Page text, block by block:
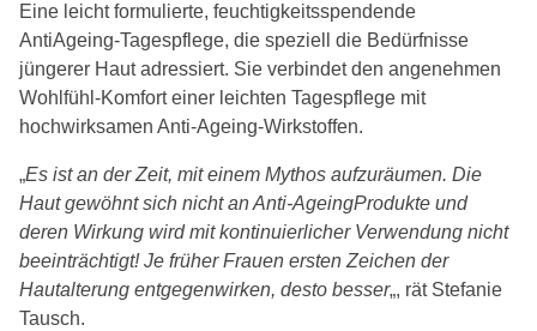
Eine leicht formulierte, feuchtigkeitsspendende
AntiAgeing-Tagespflege, die speziell die Bedürfnisse
jüngerer Haut adressiert. Sie verbindet den angenehmen
Wohlfühl-Komfort einer leichten Tagespflege mit
hochwirksamen Anti-Ageing-Wirkstoffen.
„Es ist an der Zeit, mit einem Mythos aufzuräumen. Die
Haut gewöhnt sich nicht an Anti-AgeingProdukte und
deren Wirkung wird mit kontinuierlicher Verwendung nicht
beeinträchtigt! Je früher Frauen ersten Zeichen der
Hautalterung entgegenwirken, desto besser„, rät Stefanie
Tausch.